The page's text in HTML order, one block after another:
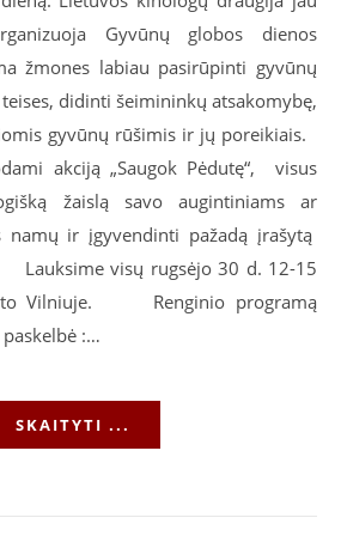
Gyvūnų globos dienos
žmones labiau pasirūpinti gyvūnų
didinti šeimininkų atsakomybę,
gyvūnų rūšimis ir jų poreikiais.
akciją „Saugok Pėdutę“, visus
žaislą savo augintiniams ar
namų ir įgyvendinti pažadą įrašytą
Lauksime visų rugsėjo 30 d. 12-15
Vilniuje. Renginio programą
:…
SKAITYTI ...